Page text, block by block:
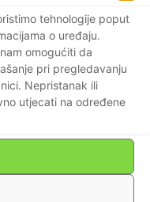
tehnologije poput
o uređaju.
omogućiti da
pri pregledavanju
Nepristanak ili
utjecati na određene
stradanja
obljetnica
ratu za
ŽRTVA